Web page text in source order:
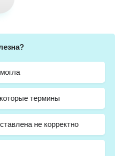
термины
не корректно